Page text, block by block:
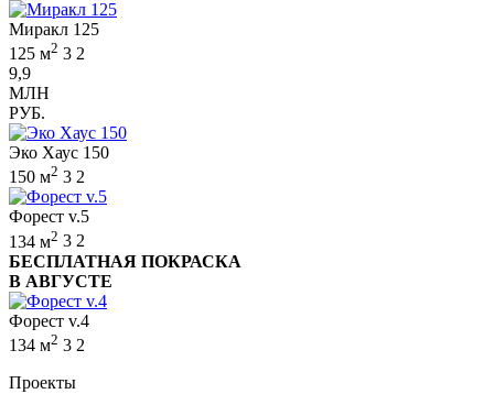
Миракл 125
125 м2 3 2
9,9
МЛН
РУБ.
Эко Хаус 150
150 м2 3 2
Форест v.5
134 м2 3 2
БЕСПЛАТНАЯ ПОКРАСКА
В АВГУСТЕ
Форест v.4
134 м2 3 2
Проекты